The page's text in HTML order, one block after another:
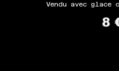
Vendu avec
8